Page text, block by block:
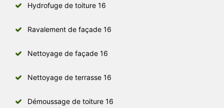
Hydrofuge de toiture 16
Ravalement de façade 16
Nettoyage de façade 16
Nettoyage de terrasse 16
Démoussage de toiture 16